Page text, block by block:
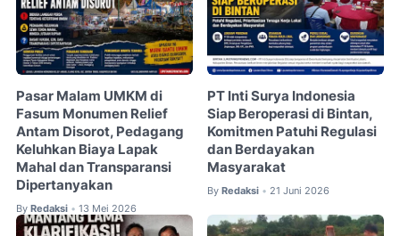
Pasar Malam UMKM di
Fasum Monumen Relief
Antam Disorot, Pedagang
Keluhkan Biaya Lapak
Mahal dan Transparansi
Dipertanyakan
By Redaksi • 13 Mei 2026
PT Inti Surya Indonesia
Siap Beroperasi di Bintan,
Komitmen Patuhi Regulasi
dan Berdayakan
Masyarakat
By Redaksi • 21 Juni 2026